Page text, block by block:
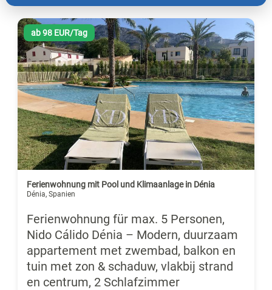
ab 98 EUR/Tag
Ferienwohnung mit Pool und Klimaanlage in Dénia
Dénia, Spanien
Ferienwohnung für max. 5 Personen,
Nido Cálido Dénia – Modern, duurzaam
appartement met zwembad, balkon en
tuin met zon & schaduw, vlakbij strand
en centrum, 2 Schlafzimmer